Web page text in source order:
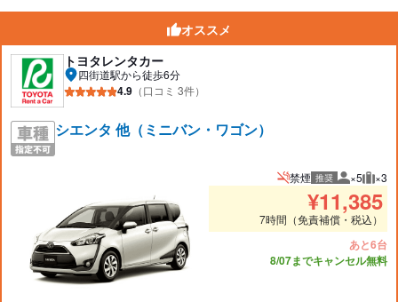
オススメ
トヨタレンタカー
四街道駅から徒歩6分
4.9 （口コミ 3件）
シエンタ 他（ミニバン・ワゴン）
禁煙 推奨 推奨人数
×5 推奨
×3
¥11,385
7時間（免責補償・税込）
あと6台
8/07までキャンセル無料